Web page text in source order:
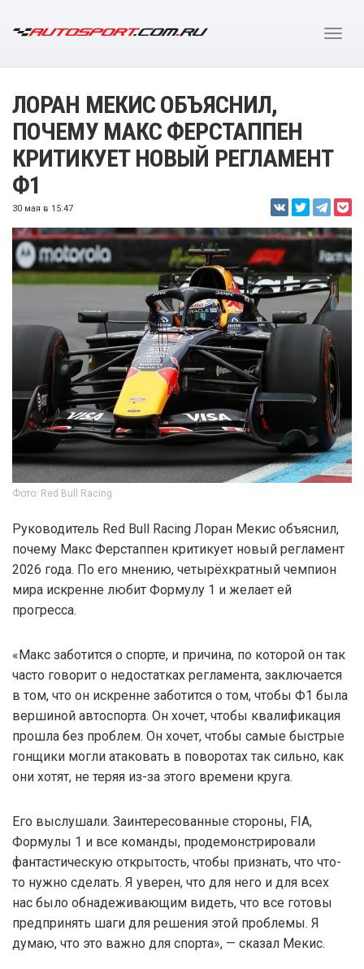
ЛОРАН МЕКИС ОБЪЯСНИЛ,
ПОЧЕМУ МАКС ФЕРСТАППЕН
КРИТИКУЕТ НОВЫЙ РЕГЛАМЕНТ
Ф1
30 мая в 15:47
Фото: Red Bull Racing
Руководитель Red Bull Racing Лоран Мекис объяснил,
почему Макс Ферстаппен критикует новый регламент
2026 года. По его мнению, четырёхкратный чемпион
мира искренне любит Формулу 1 и желает ей
прогресса.
«Макс заботится о спорте, и причина, по которой он так
часто говорит о недостатках регламента, заключается
в том, что он искренне заботится о том, чтобы Ф1 была
вершиной автоспорта. Он хочет, чтобы квалификация
прошла без проблем. Он хочет, чтобы самые быстрые
гонщики могли атаковать в поворотах так сильно, как
они хотят, не теряя из-за этого времени круга.
Его выслушали. Заинтересованные стороны, FIA,
Формулы 1 и все команды, продемонстрировали
фантастическую открытость, чтобы признать, что что-
то нужно сделать. Я уверен, что для него и для всех
нас было обнадеживающим видеть, что все готовы
предпринять шаги для решения этой проблемы. Я
думаю, что это важно для спорта», — сказал Мекис.